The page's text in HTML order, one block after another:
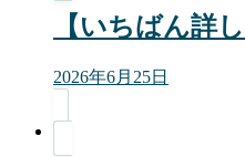
【いちばん詳
2026年6月25日